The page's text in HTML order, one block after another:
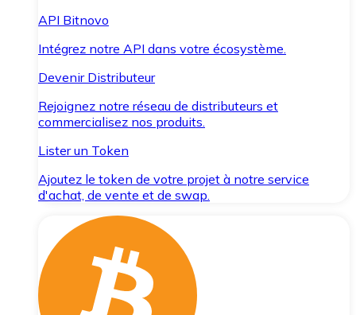
API Bitnovo
Intégrez notre API dans votre écosystème.
Devenir Distributeur
Rejoignez notre réseau de distributeurs et
commercialisez nos produits.
Lister un Token
Ajoutez le token de votre projet à notre service
d'achat, de vente et de swap.